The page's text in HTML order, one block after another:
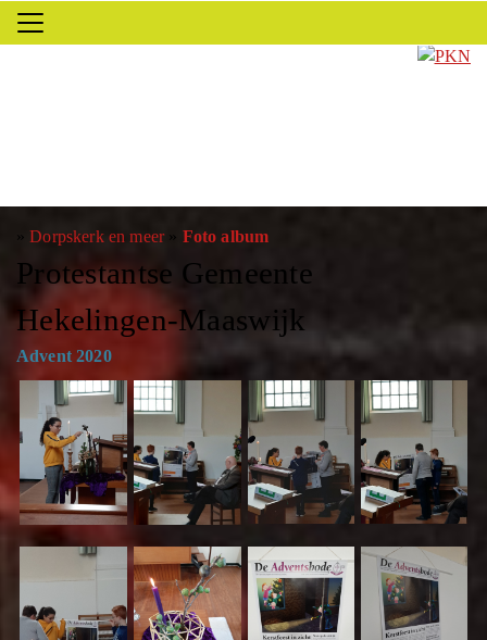
»Dorpskerk en meer» Foto album
Protestantse Gemeente
Hekelingen-Maaswijk
Advent 2020